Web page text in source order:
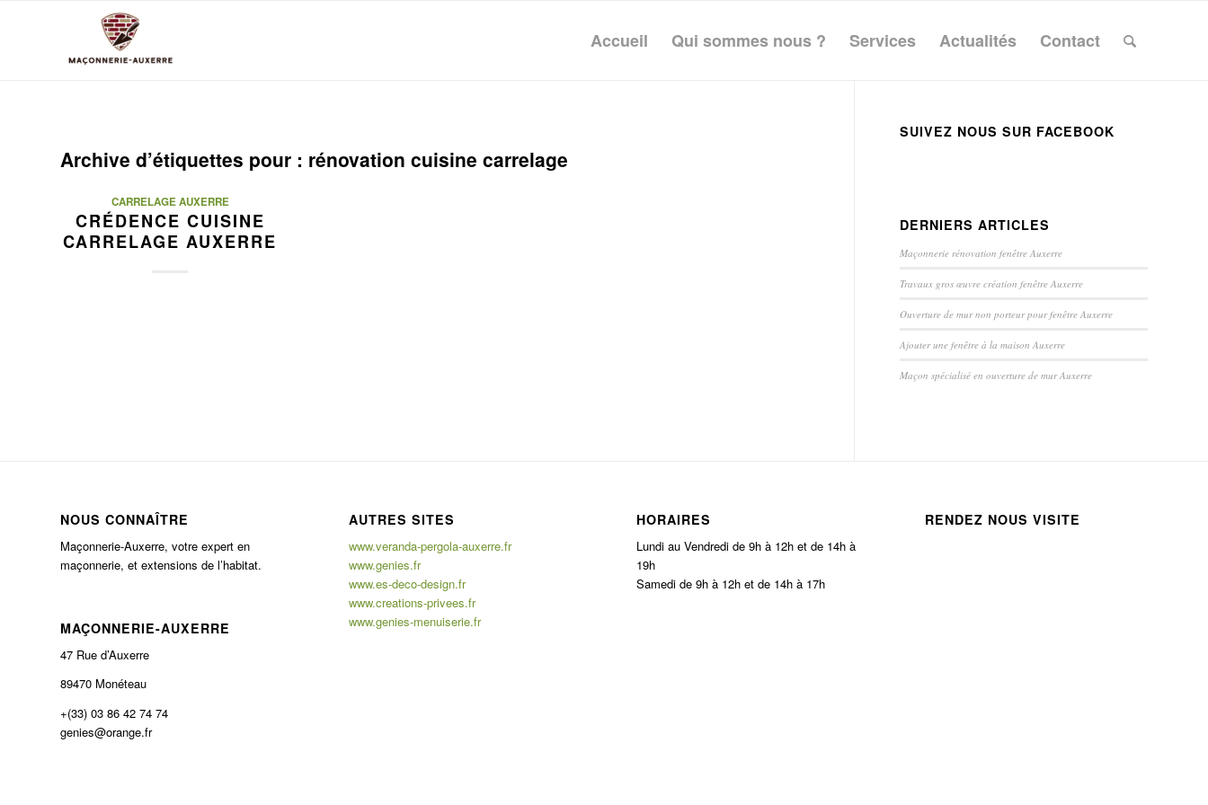
Accueil Qui sommes nous ? Services Actualités Contact
Archive d’étiquettes pour : rénovation cuisine carrelage
CARRELAGE AUXERRE
CRÉDENCE CUISINE
CARRELAGE AUXERRE
SUIVEZ NOUS SUR FACEBOOK
DERNIERS ARTICLES
Maçonnerie rénovation fenêtre Auxerre
Travaux gros œuvre création fenêtre Auxerre
Ouverture de mur non porteur pour fenêtre Auxerre
Ajouter une fenêtre à la maison Auxerre
Maçon spécialisé en ouverture de mur Auxerre
NOUS CONNAÎTRE
Maçonnerie-Auxerre, votre expert en
maçonnerie, et extensions de l’habitat.
MAÇONNERIE-AUXERRE
47 Rue d’Auxerre
89470 Monéteau
+(33) 03 86 42 74 74
genies@orange.fr
AUTRES SITES
www.veranda-pergola-auxerre.fr
www.genies.fr
www.es-deco-design.fr
www.creations-privees.fr
www.genies-menuiserie.fr
HORAIRES
Lundi au Vendredi de 9h à 12h et de 14h à
19h
Samedi de 9h à 12h et de 14h à 17h
RENDEZ NOUS VISITE